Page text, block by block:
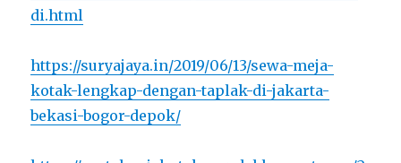
di.html
https://suryajaya.in/2019/06/13/sewa-meja-
kotak-lengkap-dengan-taplak-di-jakarta-
bekasi-bogor-depok/